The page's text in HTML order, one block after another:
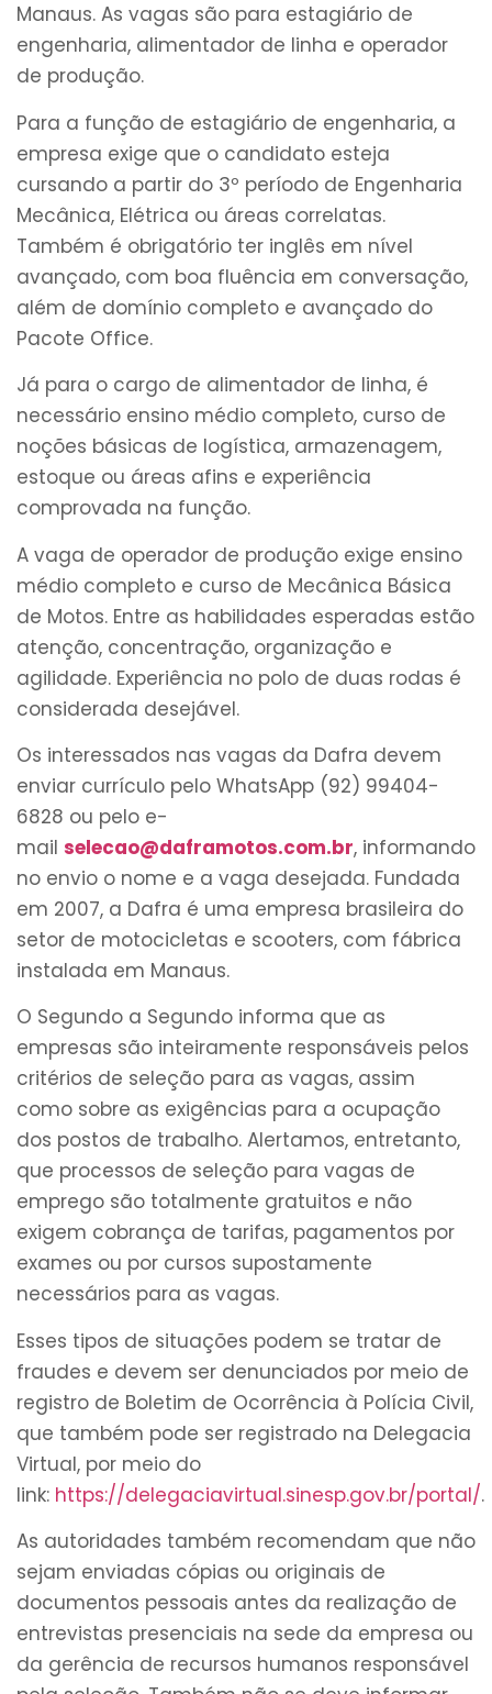
Manaus. As vagas são para estagiário de
engenharia, alimentador de linha e operador
de produção.
Para a função de estagiário de engenharia, a
empresa exige que o candidato esteja
cursando a partir do 3º período de Engenharia
Mecânica, Elétrica ou áreas correlatas.
Também é obrigatório ter inglês em nível
avançado, com boa fluência em conversação,
além de domínio completo e avançado do
Pacote Office.
Já para o cargo de alimentador de linha, é
necessário ensino médio completo, curso de
noções básicas de logística, armazenagem,
estoque ou áreas afins e experiência
comprovada na função.
A vaga de operador de produção exige ensino
médio completo e curso de Mecânica Básica
de Motos. Entre as habilidades esperadas estão
atenção, concentração, organização e
agilidade. Experiência no polo de duas rodas é
considerada desejável.
Os interessados nas vagas da Dafra devem
enviar currículo pelo WhatsApp (92) 99404-
6828 ou pelo e-
mail selecao@daframotos.com.br, informando
no envio o nome e a vaga desejada. Fundada
em 2007, a Dafra é uma empresa brasileira do
setor de motocicletas e scooters, com fábrica
instalada em Manaus.
O Segundo a Segundo informa que as
empresas são inteiramente responsáveis pelos
critérios de seleção para as vagas, assim
como sobre as exigências para a ocupação
dos postos de trabalho. Alertamos, entretanto,
que processos de seleção para vagas de
emprego são totalmente gratuitos e não
exigem cobrança de tarifas, pagamentos por
exames ou por cursos supostamente
necessários para as vagas.
Esses tipos de situações podem se tratar de
fraudes e devem ser denunciados por meio de
registro de Boletim de Ocorrência à Polícia Civil,
que também pode ser registrado na Delegacia
Virtual, por meio do
link: https://delegaciavirtual.sinesp.gov.br/portal/.
As autoridades também recomendam que não
sejam enviadas cópias ou originais de
documentos pessoais antes da realização de
entrevistas presenciais na sede da empresa ou
da gerência de recursos humanos responsável